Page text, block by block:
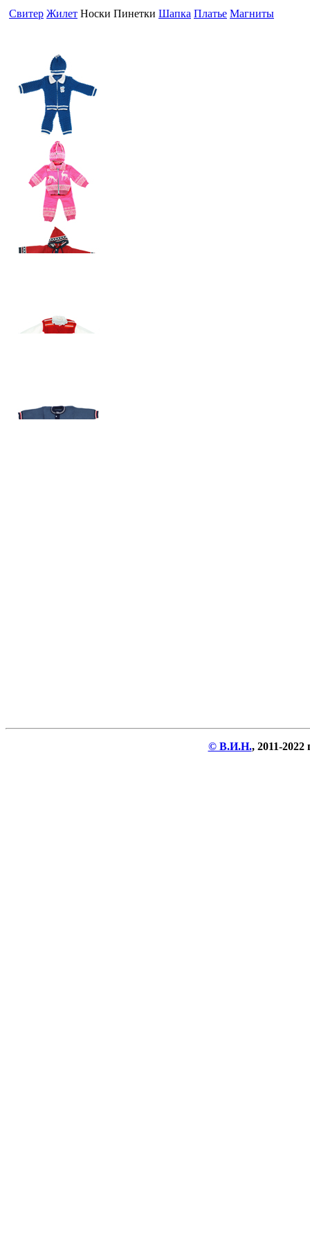
Свитер Жилет Носки Пинетки Шапка Платье Магниты
© В.И.Н., 2011-2022